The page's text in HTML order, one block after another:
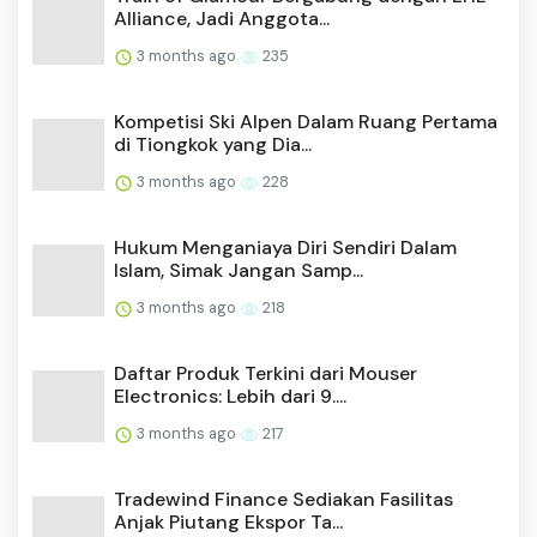
Alliance, Jadi Anggota...
3 months ago 235
Kompetisi Ski Alpen Dalam Ruang Pertama
di Tiongkok yang Dia...
3 months ago 228
Hukum Menganiaya Diri Sendiri Dalam
Islam, Simak Jangan Samp...
3 months ago 218
Daftar Produk Terkini dari Mouser
Electronics: Lebih dari 9....
3 months ago 217
Tradewind Finance Sediakan Fasilitas
Anjak Piutang Ekspor Ta...